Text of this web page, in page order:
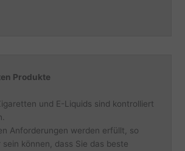
Produkte
und E-Liquids sind kontrolliert
Anforderungen werden erfüllt, so
sein können, dass Sie das beste